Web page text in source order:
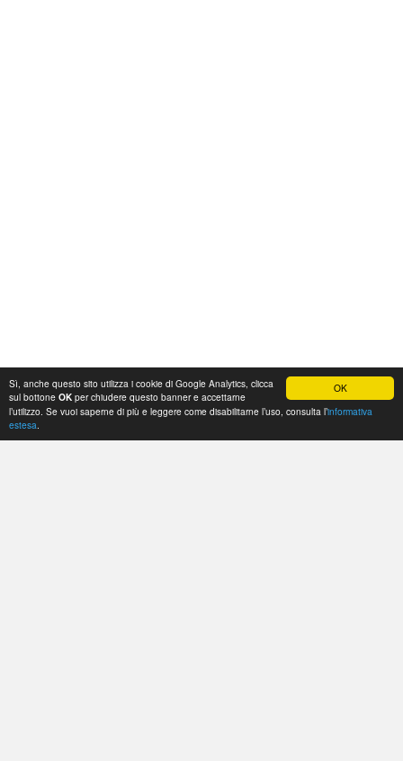
OK
Sì, anche questo sito utilizza i cookie di Google Analytics, clicca
sul bottone OK per chiudere questo banner e accettarne
l’utilizzo. Se vuoi saperne di più e leggere come disabilitarne l’uso, consulta l’informativa
estesa.